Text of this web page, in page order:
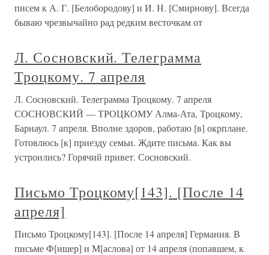
писем к А. Г. [Белобородову] и И. Н. [Смирнову]. Всегда
бываю чрезвычайно рад редким весточкам от
Л. Сосновский. Телеграмма
Троцкому. 7 апреля
Л. Сосновский. Телеграмма Троцкому. 7 апреля
СОСНОВСКИЙ — ТРОЦКОМУ Алма-Ата, Троцкому,
Барнаул. 7 апреля. Вполне здоров, работаю [в] окрплане.
Готовлюсь [к] приезду семьи. Ждите письма. Как вы
устроились? Горячий привет. Сосновский.
Письмо Троцкому[143]. [После 14
апреля]
Письмо Троцкому[143]. [После 14 апреля] Германия. В
письме Ф[ишер] и М[аслова] от 14 апреля (попавшем, к